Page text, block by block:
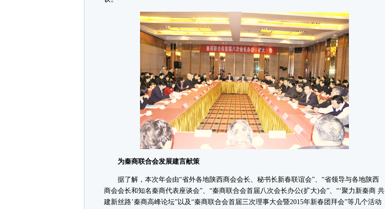
为秦商联合会发展建言献策
据了解，本次年会由“省外各地陕西商会会长、秘书长新春联谊会”、“省领导与各地陕西
商会会长和知名秦商代表座谈会”、“秦商联合会首届八次会长办公(扩大)会”、“‘聚力新秦商 共
建新丝路’秦商高峰论坛”以及“秦商联合会首届三次理事大会暨2015年新春团拜会”等几个活动